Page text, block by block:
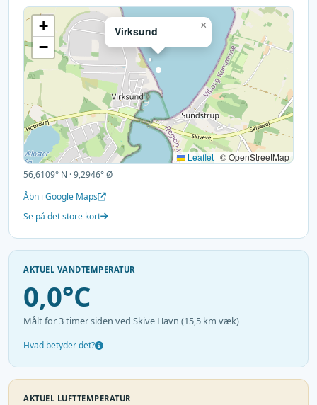
Virksund ×
+
−
Leaflet | © OpenStreetMap
56,6109° N · 9,2946° Ø
Åbn i Google Maps
Se på det store kort
AKTUEL VANDTEMPERATUR
0,0°C
Målt for 3 timer siden ved Skive Havn (15,5 km væk)
Hvad betyder det?
AKTUEL LUFTTEMPERATUR